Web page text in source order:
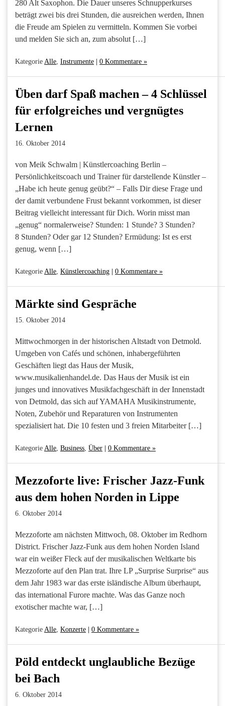
280 Alt Saxophon. Die Dauer unseres Schnupperkurses
beträgt zwei bis drei Stunden, die ausreichen werden, Ihnen
die Freude am Spielen zu vermitteln. Kommen Sie vorbei
und melden Sie sich an, zum absolut […]
Kategorie Alle Instrumente 0 Kommentare »
Üben darf Spaß machen – 4 Schlüssel
für erfolgreiches und vergnügtes
Lernen
16. Oktober 2014
von Meik Schwalm | Künstlercoaching Berlin –
Persönlichkeitscoach und Trainer für darstellende Künstler –
„Habe ich heute genug geübt?“ – Falls Dir diese Frage und
der damit verbundene Frust bekannt vorkommen, ist dieser
Beitrag vielleicht interessant für Dich. Worin misst man
„genug“ normalerweise? Stunden: 1 Stunde? 3 Stunden?
8 Stunden? Oder gar 12 Stunden? Ermüdung: Ist es erst
genug, wenn […]
Kategorie Alle Künstlercoaching 0 Kommentare »
Märkte sind Gespräche
15. Oktober 2014
Mittwochmorgen in der historischen Altstadt von Detmold.
Umgeben von Cafés und schönen, inhabergeführten
Geschäften liegt das Haus der Musik,
www.musikalienhandel.de. Das Haus der Musik ist ein
junges und innovatives Musikfachgeschäft in der Innenstadt
von Detmold, das sich auf YAMAHA Musikinstrumente,
Noten, Zubehör und Reparaturen von Instrumenten
spezialisiert hat. Die 10 festen und 3 freien Mitarbeiter […]
Kategorie Alle Business Über 0 Kommentare »
Mezzoforte live: Frischer Jazz-Funk
aus dem hohen Norden in Lippe
6. Oktober 2014
Mezzoforte am nächsten Mittwoch, 08. Oktober im Redhorn
District. Frischer Jazz-Funk aus dem hohen Norden Island
war ein weißer Fleck auf der musikalischen Weltkarte bis
Mezzoforte auf den Plan trat. Ihre LP „Surprise Surprise“ aus
dem Jahr 1983 war das erste isländische Album überhaupt,
das international Furore machte. Was das Ganze noch
exotischer machte war, […]
Kategorie Alle Konzerte 0 Kommentare »
Pöld entdeckt unglaubliche Bezüge
bei Bach
6. Oktober 2014